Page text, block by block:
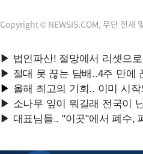
Copyright © NEWSIS.COM, 무단 전재